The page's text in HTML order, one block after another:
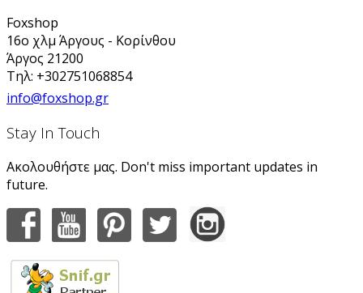
Foxshop
16ο χλμ Άργους - Κορίνθου
Άργος 21200
Τηλ: +302751068854
info@foxshop.gr
Stay In Touch
Ακολουθήστε μας. Don't miss important updates in
future.